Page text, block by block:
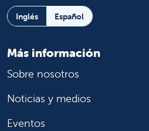
Inglés Español
Más información
Sobre nosotros
Noticias y medios
Eventos